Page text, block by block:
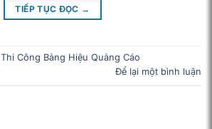
TIẾP TỤC ĐỌC →
Thi Công Bảng Hiệu Quảng Cáo
Để lại một bình luận